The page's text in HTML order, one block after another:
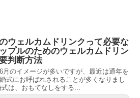
ウェルカムドリンクって必要な
プルのためのウェルカムドリン
判断方法
月のイメージが多いですが、最近は通年を
式にお呼ばれされることが多くなりまし
式は、おもてなしをする...